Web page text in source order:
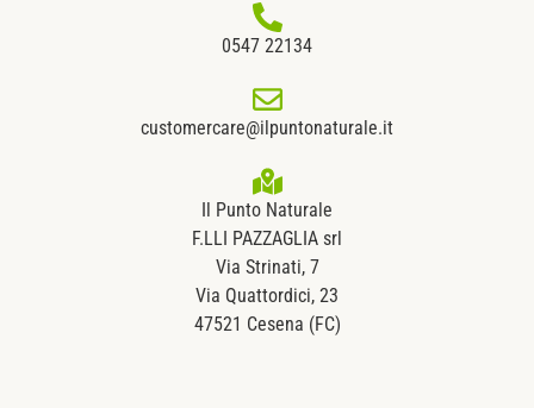
0547 22134
customercare@ilpuntonaturale.it
Il Punto Naturale
F.LLI PAZZAGLIA srl
Via Strinati, 7
Via Quattordici, 23
47521 Cesena (FC)